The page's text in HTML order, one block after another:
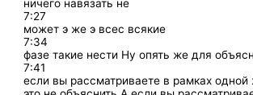
ничего навязать не
7:27
может э же э всес всякие
7:34
фазе такие нести Ну опять же для
7:41
если вы рассматриваете в рамках одной